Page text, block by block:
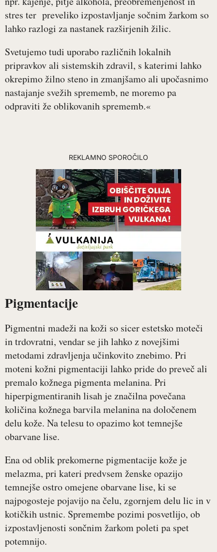
stres ter preveliko izpostavljanje sočnim žarkom so
lahko razlogi za nastanek razširjenih žilic.
Svetujemo tudi uporabo različnih lokalnih
pripravkov ali sistemskih zdravil, s katerimi lahko
okrepimo žilno steno in zmanjšamo ali upočasnimo
nastajanje svežih sprememb, ne moremo pa
odpraviti že oblikovanih sprememb.«
REKLAMNO SPOROČILO
Pigmentacije
Pigmentni madeži na koži so sicer estetsko moteči
in trdovratni, vendar se jih lahko z novejšimi
metodami zdravljenja učinkovito znebimo. Pri
moteni kožni pigmentaciji lahko pride do preveč ali
premalo kožnega pigmenta melanina. Pri
hiperpigmentiranih lisah je značilna povečana
količina kožnega barvila melanina na določenem
delu kože. Na telesu to opazimo kot temnejše
obarvane lise.
Ena od oblik prekomerne pigmentacije kože je
melazma, pri kateri predvsem ženske opazijo
temnejše ostro omejene obarvane lise, ki se
najpogosteje pojavijo na čelu, zgornjem delu lic in v
kotičkih ustnic. Spremembe pozimi posvetlijo, ob
izpostavljenosti sončnim žarkom poleti pa spet
potemnijo.